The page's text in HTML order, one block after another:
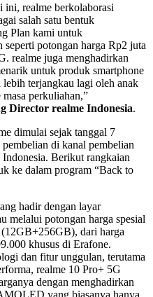
ini, realme berkolaborasi
salah satu bentuk
Plan kami untuk
seperti potongan harga Rp2 juta
realme juga menghadirkan
untuk produk smartphone
terjangkau lagi oleh anak
perkuliahan,”
Director realme Indonesia.
dimulai sejak tanggal 7
di kanal pembelian
Berikut rangkaian
ke dalam program “Back to
hadir dengan layar
melalui potongan harga spesial
dari harga
khusus di Erafone.
dan fitur unggulan, terutama
realme 10 Pro+ 5G
dengan menghadirkan
yang biasanya hanya